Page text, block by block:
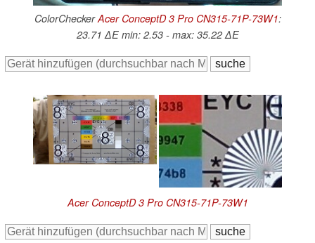
ColorCheckerAcer ConceptD 3 Pro CN315-71P-73W1:
23.71 ∆E min: 2.53 - max: 35.22 ∆E
Acer ConceptD 3 Pro CN315-71P-73W1